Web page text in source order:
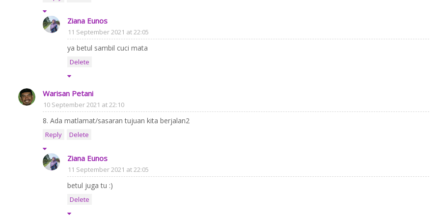
Ziana Eunos
11 September 2021 at 22:05
ya betul sambil cuci mata
Delete
Warisan Petani
10 September 2021 at 22:10
8. Ada matlamat/sasaran tujuan kita berjalan2
Reply Delete
Ziana Eunos
11 September 2021 at 22:05
betul juga tu :)
Delete